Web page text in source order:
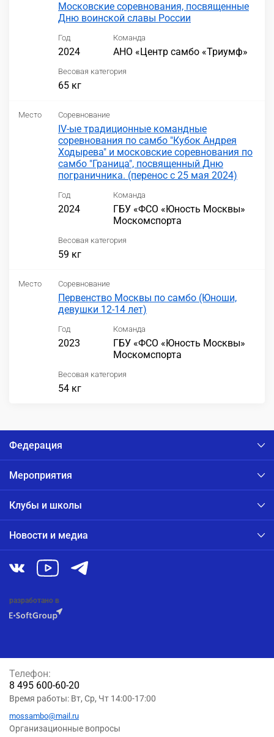
Московские соревнования, посвященные
Дню воинской славы России
Год
2024
Команда
АНО «Центр самбо «Триумф»
Весовая категория
65 кг
Место Соревнование
IV-ые традиционные командные
соревнования по самбо "Кубок Андрея
Ходырева" и московские соревнования по
самбо "Граница", посвященный Дню
пограничника. (перенос с 25 мая 2024)
Год
2024
Команда
ГБУ «ФСО «Юность Москвы»
Москомспорта
Весовая категория
59 кг
Место Соревнование
Первенство Москвы по самбо (Юноши,
девушки 12-14 лет)
Год
2023
Команда
ГБУ «ФСО «Юность Москвы»
Москомспорта
Весовая категория
54 кг
Федерация
Мероприятия
Клубы и школы
Новости и медиа
разработано в
Телефон:
8 495 600-60-20
Время работы: Вт, Ср, Чт 14:00-17:00
mossambo@mail.ru
Организационные вопросы